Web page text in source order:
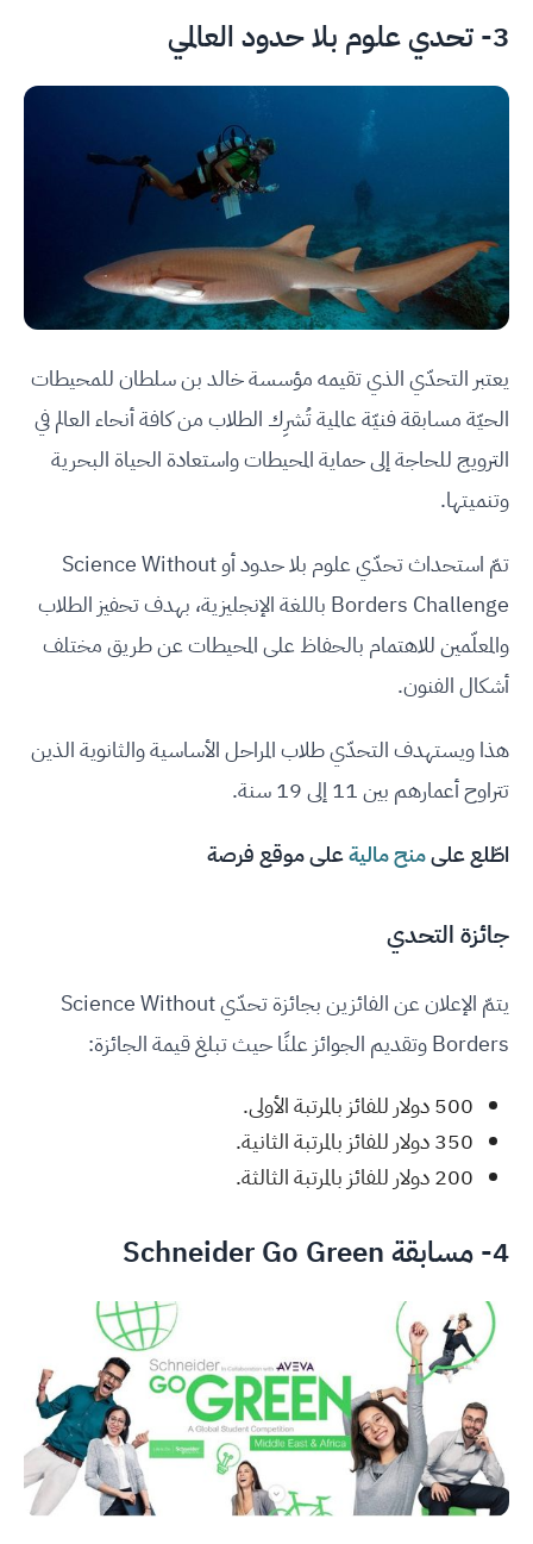
3- تحدي علوم بلا حدودالعالمي
يعتبر التحدّي الذي تقيمه مؤسسة خالد بن سلطان للمحيطات
الحيّة مسابقة فنيّة عالمية تُشرِك الطلاب من كافة أنحاء العالم في
الترويج للحاجة إلى حماية المحيطات واستعادة الحياة البحرية
وتنميتها.
تمّ استحداث تحدّي علوم بلا حدود أو Science Without
Borders Challenge باللغة الإنجليزية، بهدف تحفيز الطلاب
والمعلّمين للاهتمام بالحفاظ على المحيطات عن طريق مختلف
أشكال الفنون.
هذا ويستهدف التحدّي طلاب المراحل الأساسية والثانوية الذين
تتراوح أعمارهم بين 11 إلى 19 سنة.
اطّلع علىمنح ماليةعلى موقع فرصة
جائزة التحدي
يتمّ الإعلان عن الفائزين بجائزة تحدّي Science Without
Borders وتقديم الجوائز علنًا حيث تبلغ قيمة الجائزة:
500 دولار للفائز بالمرتبة الأولى.
350 دولار للفائز بالمرتبة الثانية.
200 دولار للفائز بالمرتبة الثالثة.
4- مسابقة Schneider Go Green